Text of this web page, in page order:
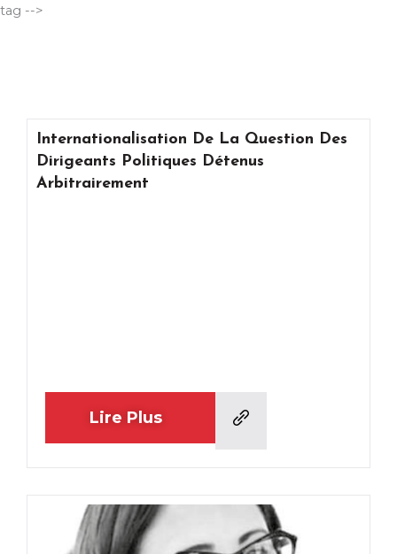
tag -->
Internationalisation De La Question Des
Dirigeants Politiques Détenus
Arbitrairement
Lire Plus